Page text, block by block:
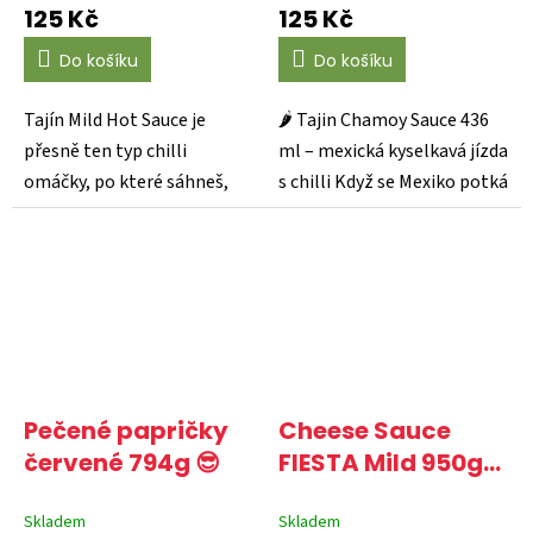
125 Kč
Do košíku
Tajín Mild Hot Sauce je
přesně ten typ chilli
omáčky, po které sáhneš,
když chceš jídlu dodat...
125 Kč
Do košíku
🌶️ Tajin Chamoy Sauce 436
ml – mexická kyselkavá jízda
s chilli Když se Mexiko potká
s chilli...
Pečené papričky
červené 794g 😎
Skladem
Cheese Sauce
FIESTA Mild 950g
čedar) 😎
Skladem